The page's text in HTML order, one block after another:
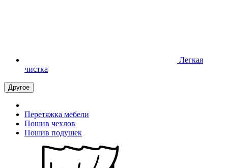
Легкая
чистка
Другое
Перетяжка мебели
Пошив чехлов
Пошив подушек